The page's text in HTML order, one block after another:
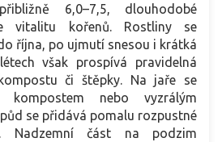
6,0–7,5, dlouhodobé
vitalitu kořenů. Rostliny se
října, po ujmutí snesou i krátká
však prospívá pravidelná
či štěpky. Na jaře se
kompostem nebo vyzrálým
se přidává pomalu rozpustné
Nadzemní část na podzim